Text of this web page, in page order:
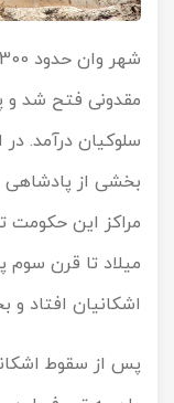
مقدونی فتح شد و
سلوکیان درآمد. در
بخشی از پادشاهی
مراکز این حکومت
میلاد تا قرن
اشکانیان افتاد و
پس از سقوط